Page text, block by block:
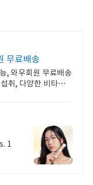
무료배송
, 와우회원 무료배송
취, 다양한 비타민을
1